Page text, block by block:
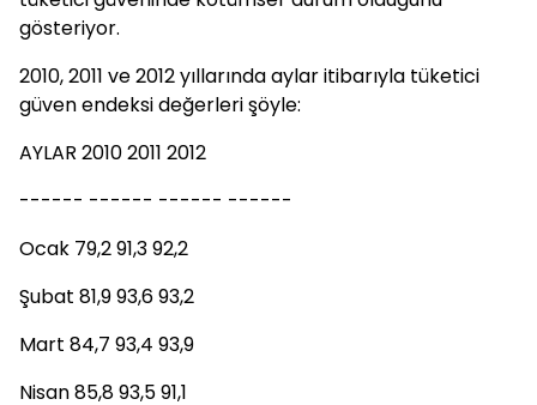
gösteriyor.
2010, 2011 ve 2012 yıllarında aylar itibarıyla tüketici
güven endeksi değerleri şöyle:
AYLAR 2010 2011 2012
------ ------ ------ ------
Ocak 79,2 91,3 92,2
Şubat 81,9 93,6 93,2
Mart 84,7 93,4 93,9
Nisan 85,8 93,5 91,1